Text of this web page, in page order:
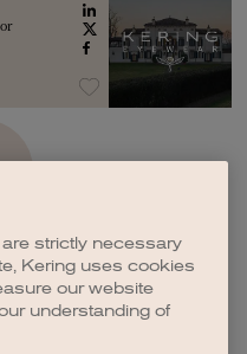
are strictly necessary
Kering uses cookies
our website
understanding of